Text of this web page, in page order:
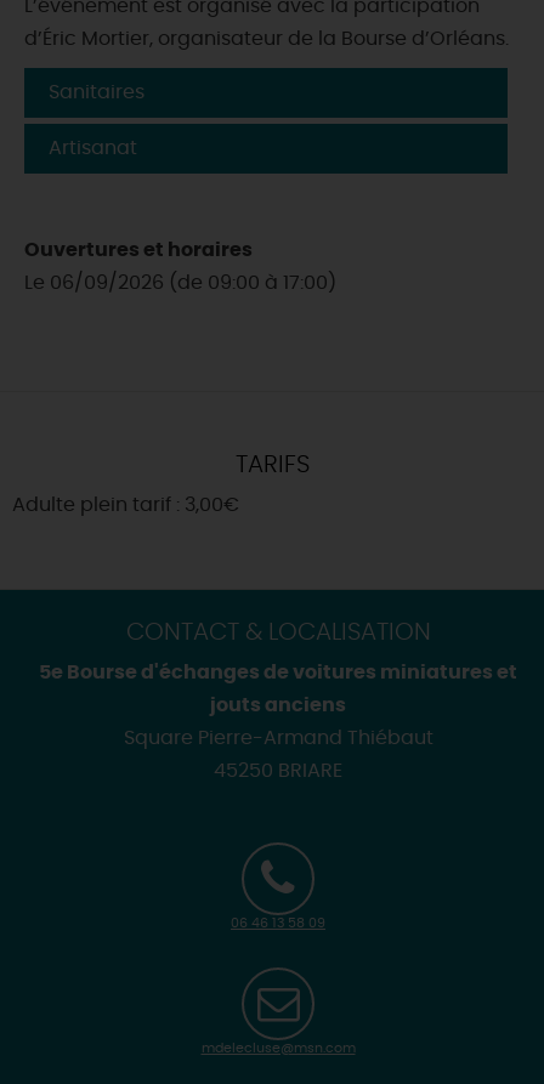
L’événement est organisé avec la participation
d’Éric Mortier, organisateur de la Bourse d’Orléans.
Sanitaires
Artisanat
Ouvertures et horaires
Le 06/09/2026 (de 09:00 à 17:00)
TARIFS
Adulte plein tarif : 3,00€
CONTACT & LOCALISATION
5e Bourse d'échanges de voitures miniatures et
jouts anciens
Square Pierre-Armand Thiébaut
45250 BRIARE
06 46 13 58 09
mdelecluse@msn.com